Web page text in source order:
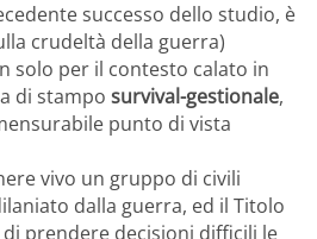
successo dello studio, è
crudeltà della guerra)
solo per il contesto calato in
di stampo survival-gestionale,
punto di vista
vivo un gruppo di civili
dalla guerra, ed il Titolo
prendere decisioni difficili le